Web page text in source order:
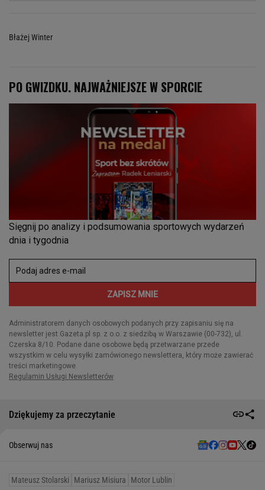
Błażej Winter
Dziękujemy za przeczytanie
Obserwuj nas
Mateusz Stolarski Mariusz Misiura Motor Lublin